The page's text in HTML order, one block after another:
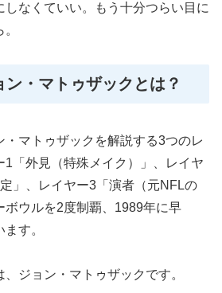
しなくていい。もう十分つらい目に
ン・マトゥザックとは？
ジョン・マトゥザックです。